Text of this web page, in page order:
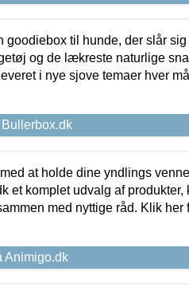
goodiebox til hunde, der slår
og de lækreste naturlige
i nye sjove temaer hver
at holde dine yndlings
et komplet udvalg af produkter,
med nyttige råd. Klik her
Animigo.dk